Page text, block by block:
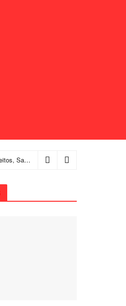
Com 95 leitos, Salvador ganha hospital focado em transição de cuidados